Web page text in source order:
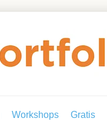
Workshops Gratis